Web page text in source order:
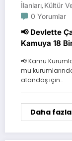
İlanları, Kültür
0 Yorumlar
📢 Devlette
Kamuya 18
📢 Kamu
mu
atandaş için…
Daha